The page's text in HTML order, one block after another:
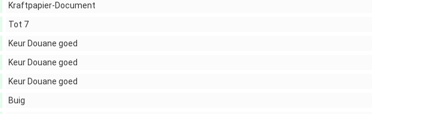
Kraftpapier-Document
Tot 7
Keur Douane goed
Keur Douane goed
Keur Douane goed
Buig